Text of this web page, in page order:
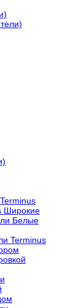
Широкие
Белые
Terminus